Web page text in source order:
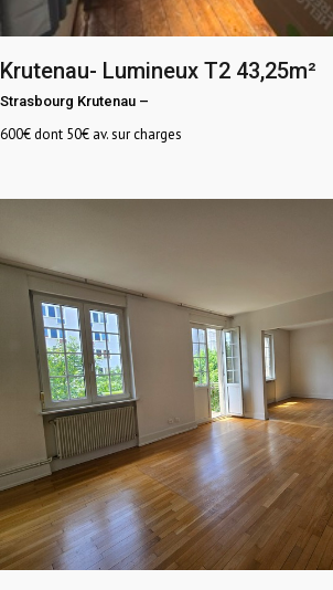
Krutenau- Lumineux T2 43,25m²
Strasbourg Krutenau –
600€ dont 50€ av. sur charges